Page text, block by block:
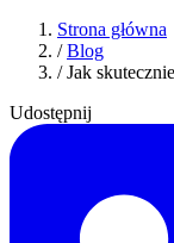
Strona główna
/ Blog
/ Jak
Udostępnij